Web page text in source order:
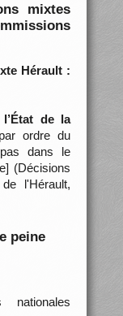
mixtes
Hérault :
de la
ordre du
dans le
(Décisions
l'Hérault,
peine
nationales